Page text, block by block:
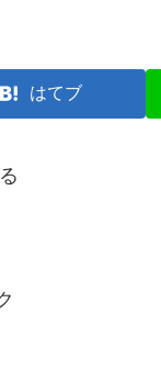
はてブ